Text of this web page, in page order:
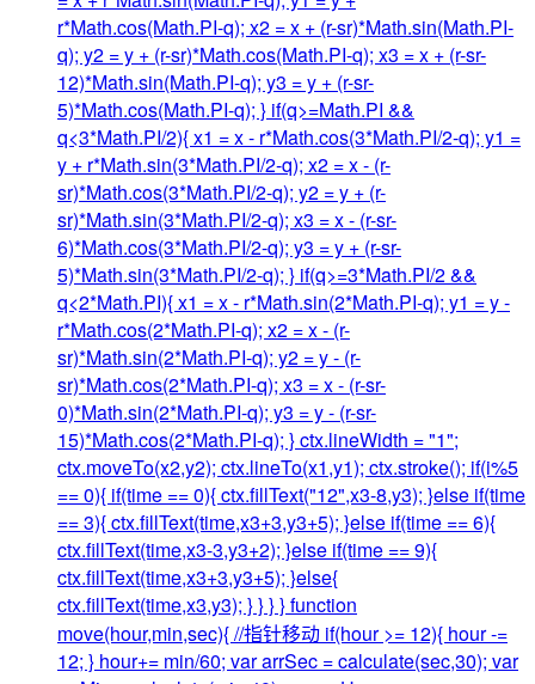
r*Math.cos(Math.PI-q); x2 = x + (r-sr)*Math.sin(Math.PI-
q); y2 = y + (r-sr)*Math.cos(Math.PI-q); x3 = x + (r-sr-
12)*Math.sin(Math.PI-q); y3 = y + (r-sr-
5)*Math.cos(Math.PI-q); } if(q>=Math.PI &&
q<3*Math.PI/2){ x1 = x - r*Math.cos(3*Math.PI/2-q); y1 =
y + r*Math.sin(3*Math.PI/2-q); x2 = x - (r-
sr)*Math.cos(3*Math.PI/2-q); y2 = y + (r-
sr)*Math.sin(3*Math.PI/2-q); x3 = x - (r-sr-
6)*Math.cos(3*Math.PI/2-q); y3 = y + (r-sr-
5)*Math.sin(3*Math.PI/2-q); } if(q>=3*Math.PI/2 &&
q<2*Math.PI){ x1 = x - r*Math.sin(2*Math.PI-q); y1 = y -
r*Math.cos(2*Math.PI-q); x2 = x - (r-
sr)*Math.sin(2*Math.PI-q); y2 = y - (r-
sr)*Math.cos(2*Math.PI-q); x3 = x - (r-sr-
0)*Math.sin(2*Math.PI-q); y3 = y - (r-sr-
15)*Math.cos(2*Math.PI-q); } ctx.lineWidth = "1";
ctx.moveTo(x2,y2); ctx.lineTo(x1,y1); ctx.stroke(); if(i%5
== 0){ if(time == 0){ ctx.fillText("12",x3-8,y3); }else if(time
== 3){ ctx.fillText(time,x3+3,y3+5); }else if(time == 6){
ctx.fillText(time,x3-3,y3+2); }else if(time == 9){
ctx.fillText(time,x3+3,y3+5); }else{
ctx.fillText(time,x3,y3); } } } } function
move(hour,min,sec){ //指针移动 if(hour >= 12){ hour -=
12; } hour+= min/60; var arrSec = calculate(sec,30); var